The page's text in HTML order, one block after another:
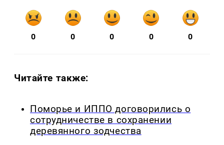
0 0 0 0 0
Читайте также:
Поморье и ИППО договорились о
сотрудничестве в сохранении
деревянного зодчества